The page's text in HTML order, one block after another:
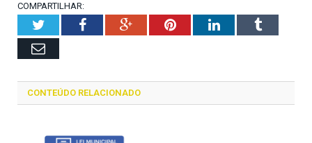
COMPARTILHAR:
TwitterFacebookGoogle+PinterestLinkedInTumblr
Email
CONTEÚDO RELACIONADO